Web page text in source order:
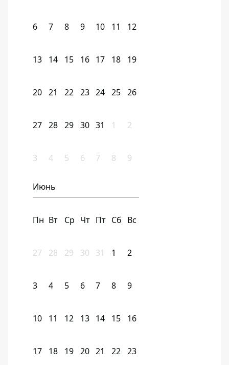
6 7 8 9 10 11 12
13 14 15 16 17 18 19
20 21 22 23 24 25 26
27 28 29 30 31 1 2
3 4 5 6 7 8 9
Июнь
Пн Вт Ср Чт Пт Сб Вс
27 28 29 30 31 1 2
3 4 5 6 7 8 9
10 11 12 13 14 15 16
17 18 19 20 21 22 23